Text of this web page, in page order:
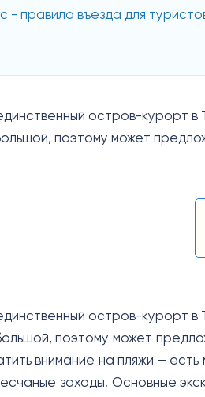
- правила въезда для
остров-курорт в
поэтому может
остров-курорт в
поэтому может
внимание на пляжи —
заходы. Основные